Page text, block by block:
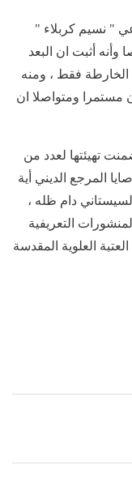
" نسيم كربلاء "
وأنه أثبت ان البعد
الخارطة فقط ، ومنه
مستمرا ومتواصلا ان
تهيئتها لعدد من
المرجع الديني أية
دام ظله ،
التعريفية
العلوية المقدسة